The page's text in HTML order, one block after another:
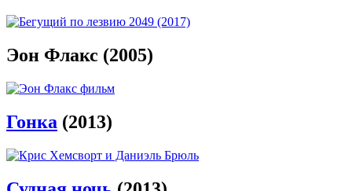
Эон Флакс (2005)
Гонка (2013)